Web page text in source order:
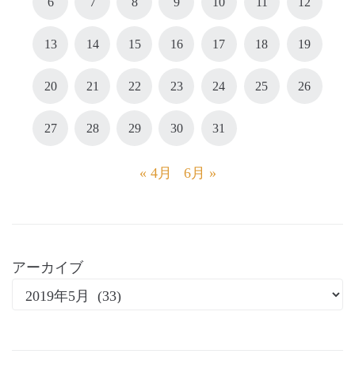
13 14 15 16 17 18 19
20 21 22 23 24 25 26
27 28 29 30 31
« 4月 6月 »
アーカイブ